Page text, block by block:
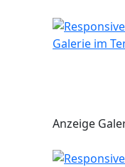
Galerie im
Anzeige